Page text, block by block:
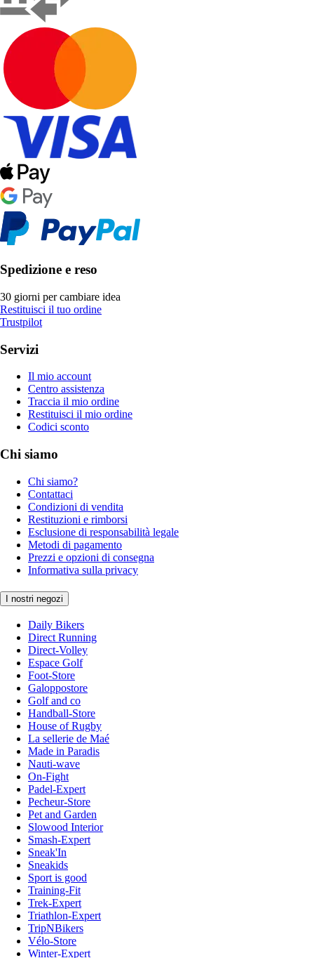
Spedizione e reso
30 giorni per cambiare idea
Restituisci il tuo ordine
Trustpilot
Servizi
Il mio account
Centro assistenza
Traccia il mio ordine
Restituisci il mio ordine
Codici sconto
Chi siamo
Chi siamo?
Contattaci
Condizioni di vendita
Restituzioni e rimborsi
Esclusione di responsabilità legale
Metodi di pagamento
Prezzi e opzioni di consegna
Informativa sulla privacy
I nostri negozi
Daily Bikers
Direct Running
Direct-Volley
Espace Golf
Foot-Store
Galoppostore
Golf and co
Handball-Store
House of Rugby
La sellerie de Maé
Made in Paradis
Nauti-wave
On-Fight
Padel-Expert
Pecheur-Store
Pet and Garden
Slowood Interior
Smash-Expert
Sneak'In
Sneakids
Sport is good
Training-Fit
Trek-Expert
Triathlon-Expert
TripNBikers
Vélo-Store
Winter-Expert